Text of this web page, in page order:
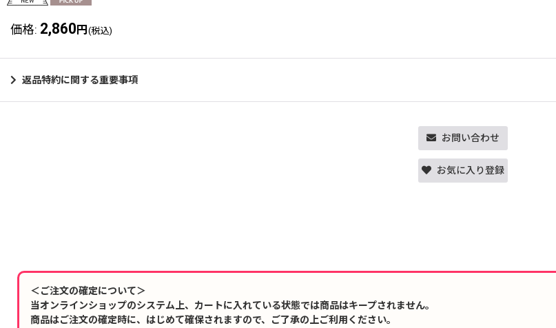
価格: 2,860 円 (税込)
返品特約に関する重要事項
お問い合わせ
お気に入り登録
＜ご注文の確定について＞
当オンラインショップのシステム上、カートに入れている状態では商品はキープされません。
商品はご注文の確定時に、はじめて確保されますので、ご了承の上ご利用ください。